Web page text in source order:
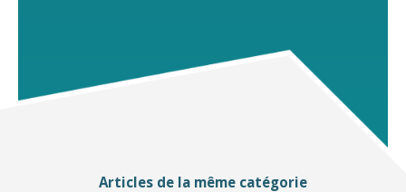
Articles de la même catégorie